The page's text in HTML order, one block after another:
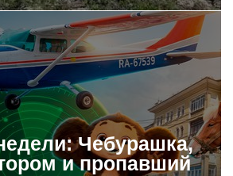
Чебурашка,
и пропавший